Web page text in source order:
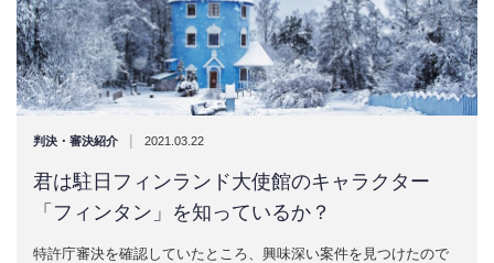
判決・審決紹介 | 2021.03.22
君は駐日フィンランド大使館のキャラクター
「フィンタン」を知っているか？
特許庁審決を確認していたところ、興味深い案件を見つけたので